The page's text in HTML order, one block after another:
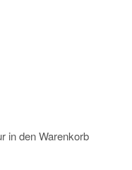
in den Warenkorb